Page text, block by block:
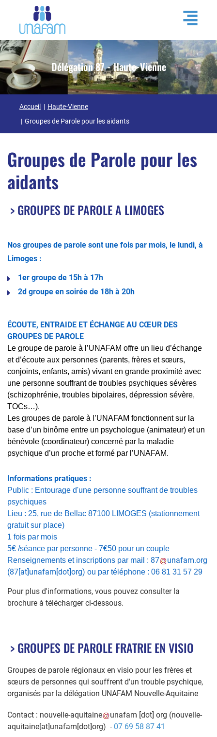
Délégation 87 - Haute-Vienne
Accueil
Haute-Vienne
Groupes de Parole pour les aidants
Groupes de Parole pour les
aidants
> GROUPES DE PAROLE A LIMOGES
Nos groupes de parole sont une fois par mois, le lundi, à
Limoges :
1er groupe de 15h à 17h
2d groupe en soirée de 18h à 20h
ÉCOUTE, ENTRAIDE ET ÉCHANGE AU CŒUR DES
GROUPES DE PAROLE
Le groupe de parole à l’UNAFAM offre un lieu d’échange
et d’écoute aux personnes (parents, frères et sœurs,
conjoints, enfants, amis) vivant en grande proximité avec
une personne souffrant de troubles psychiques sévères
(schizophrénie, troubles bipolaires, dépression sévère,
TOCs…).
Les groupes de parole à l’UNAFAM fonctionnent sur la
base d’un binôme entre un psychologue (animateur) et un
bénévole (coordinateur) concerné par la maladie
psychique d’un proche et formé par l’UNAFAM.
Informations pratiques :
Public : Entourage d'une personne souffrant de troubles
psychiques
Lieu : 25, rue de Bellac 87100 LIMOGES (stationnement
gratuit sur place)
1 fois par mois
5€ /séance par personne - 7€50 pour un couple
Renseignements et inscriptions par mail : 87 unafam.org
(87[at]unafam[dot]org) ou par téléphone : 06 81 31 57 29
Pour plus d'informations, vous pouvez consulter la
brochure à télécharger ci-dessous.
> GROUPES DE PAROLE FRATRIE EN VISIO
Groupes de parole régionaux en visio pour les frères et
sœurs de personnes qui souffrent d'un trouble psychique,
organisés par la délégation UNAFAM Nouvelle-Aquitaine
Contact : nouvelle-aquitaine unafam [dot] org (nouvelle-
aquitaine[at]unafam[dot]org) - 07 69 58 87 41